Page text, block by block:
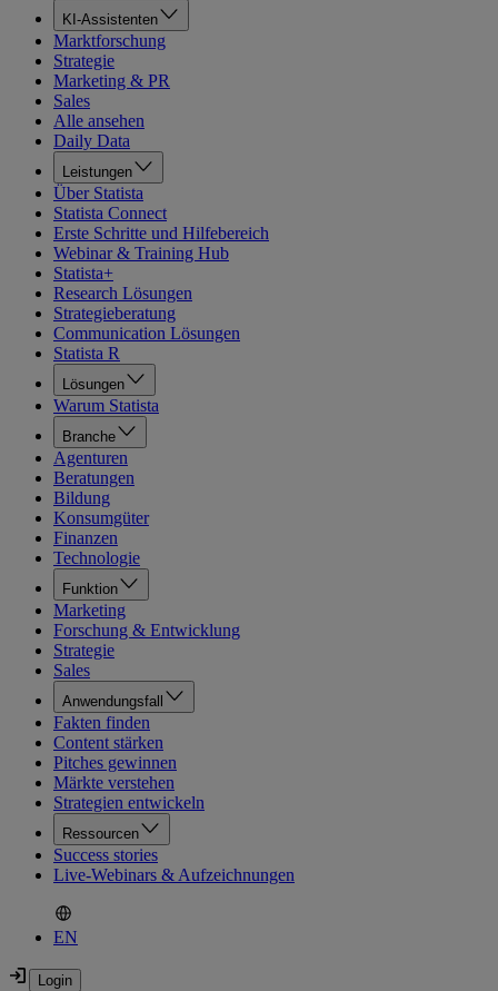
KI-Assistenten
Marktforschung
Strategie
Marketing & PR
Sales
Alle ansehen
Daily Data
Leistungen
Über Statista
Statista Connect
Erste Schritte und Hilfebereich
Webinar & Training Hub
Statista+
Research Lösungen
Strategieberatung
Communication Lösungen
Statista R
Lösungen
Warum Statista
Branche
Agenturen
Beratungen
Bildung
Konsumgüter
Finanzen
Technologie
Funktion
Marketing
Forschung & Entwicklung
Strategie
Sales
Anwendungsfall
Fakten finden
Content stärken
Pitches gewinnen
Märkte verstehen
Strategien entwickeln
Ressourcen
Success stories
Live-Webinars & Aufzeichnungen
EN